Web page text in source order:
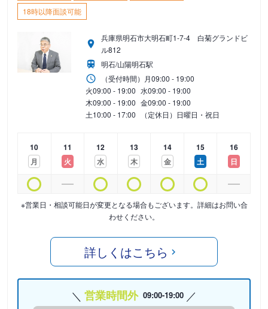
18時以降面談可能
兵庫県明石市大明石町1-7-4 白菊グランドビ
ル812
明石/山陽明石駅
（受付時間） 月09:00 - 19:00
火09:00 - 19:00 水09:00 - 19:00
木09:00 - 19:00 金09:00 - 19:00
土10:00 - 17:00 （定休日）日曜日・祝日
10
月
11
火
12
水
13
木
14
金
15
土
16
日
※営業日・相談可能日が変更となる場合もございます。詳細はお問い合
わせください。
詳しくはこちら
営業時間外 09:00-19:00